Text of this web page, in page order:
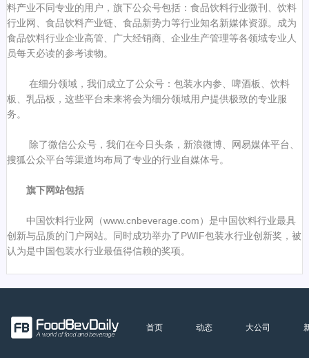
料产业不同专业的用户，旗下公众号包括：食品饮料行业微刊、饮料
行业网、食品饮料产业链、食品新势力等行业知名新媒体资源。成为
食品饮料行业企业高管、广大经销商、企业生产管理等各领域专业人
员每天必读的参考读物。
在细分领域，我们成立了公众号：包装水内参、啤酒板、饮料
板、乳品板，这些平台未来将会为细分领域用户提供极致的专业服
务。
除了微信公众号，我们在今日头条，新浪微博、网易媒体平台、
搜狐公众平台等渠道均布局了专业的行业自媒体号。
旗下网站包括
中国饮料行业网（www.cnbeverage.com）是中国饮料行业最具
创新与品质的门户网站。同时成功举办了PWIF包装水行业创新奖，被
认为是中国包装水行业最值得信赖的奖项。
首页 动态 大公司